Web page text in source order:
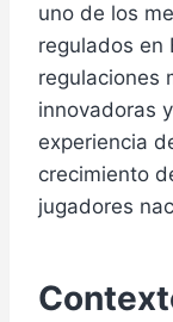
uno de los
regulados en
regulaciones
innovadoras
experiencia
crecimiento
jugadores